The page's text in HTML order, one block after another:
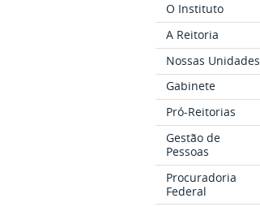
O Instituto
A Reitoria
Nossas Unidades
Gabinete
Pró-Reitorias
Gestão de
Pessoas
Procuradoria
Federal